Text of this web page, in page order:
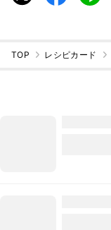
TOP レシピカード